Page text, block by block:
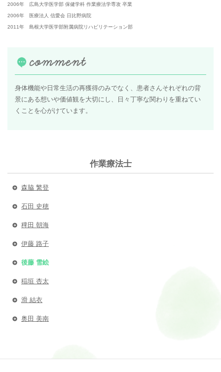
2006年 広島大学医学部 保健学科 作業療法学専攻 卒業
2006年 医療法人 信愛会 日比野病院
2011年 島根大学医学部附属病院リハビリテーション部
身体機能や日常生活の再獲得のみでなく、患者さんそれぞれの背
景にある想いや価値観を大切にし、日々丁寧な関わりを重ねてい
くことを心がけています。
作業療法士
森脇 繁登
石田 史穂
稗田 朝海
伊藤 路子
後藤 雪絵
稲垣 杏太
滑 結衣
奥田 美南